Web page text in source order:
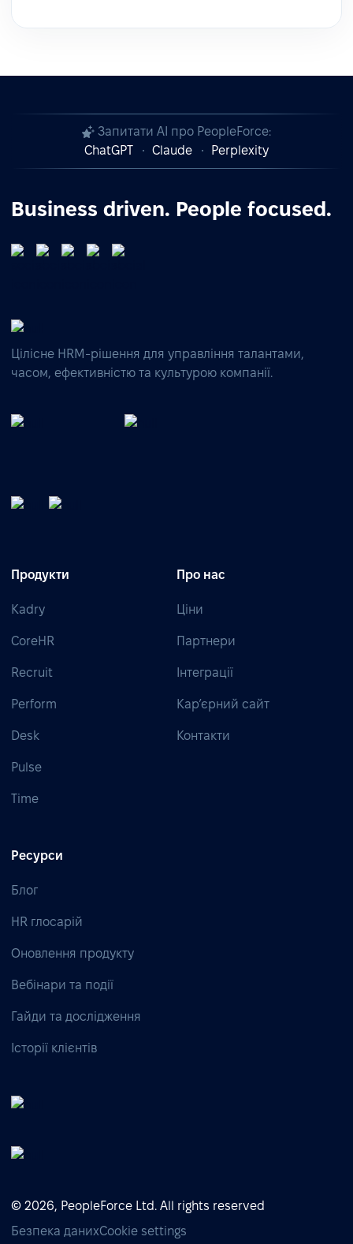
Запитати AI про PeopleForce:
ChatGPT
Claude Perplexity
Business driven. People focused.
Цілісне HRM-рішення для управління талантами,
часом, ефективністю та культурою компанії.
Продукти
Kadry
CoreHR
Recruit
Perform
Desk
Pulse
Time
Про нас
Ціни
Партнери
Інтеграції
Кар’єрний сайт
Контакти
Ресурси
Блог
HR глосарій
Оновлення продукту
Вебінари та події
Гайди та дослідження
Історії клієнтів
© 2026, PeopleForce Ltd. All rights reserved
Безпека данихCookie settings